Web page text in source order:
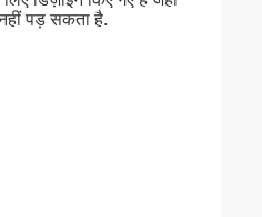
पड़ सकता है.